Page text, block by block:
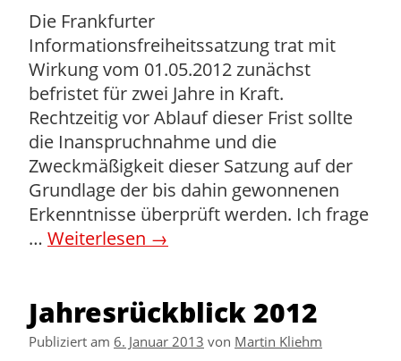
Die Frankfurter
Informationsfreiheitssatzung trat mit
Wirkung vom 01.05.2012 zunächst
befristet für zwei Jahre in Kraft.
Rechtzeitig vor Ablauf dieser Frist sollte
die Inanspruchnahme und die
Zweckmäßigkeit dieser Satzung auf der
Grundlage der bis dahin gewonnenen
Erkenntnisse überprüft werden. Ich frage
… Weiterlesen →
Jahresrückblick 2012
Publiziert am 6. Januar 2013 von Martin Kliehm